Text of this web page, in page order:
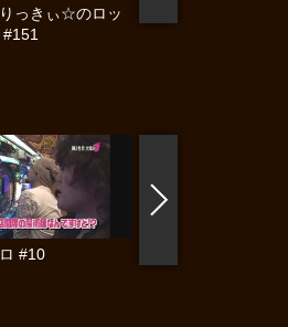
っきぃ☆のロッ
#10